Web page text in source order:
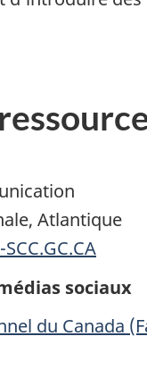
Atlantique
sociaux
du Canada